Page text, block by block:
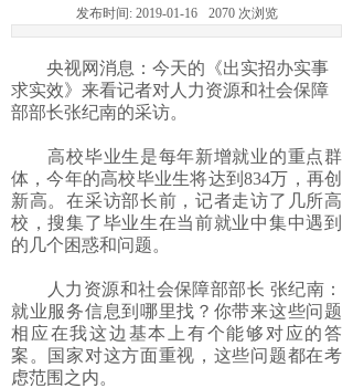
发布时间: 2019-01-16 2070 次浏览
央视网消息：今天的《出实招办实事
求实效》来看记者对人力资源和社会保障
部部长张纪南的采访。
高校毕业生是每年新增就业的重点群
体，今年的高校毕业生将达到834万，再创
新高。在采访部长前，记者走访了几所高
校，搜集了毕业生在当前就业中集中遇到
的几个困惑和问题。
人力资源和社会保障部部长 张纪南：
就业服务信息到哪里找？你带来这些问题
相应在我这边基本上有个能够对应的答
案。国家对这方面重视，这些问题都在考
虑范围之内。